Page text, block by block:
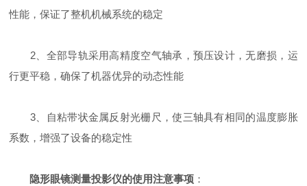
性能，保证了整机机械系统的稳定
2、全部导轨采用高精度空气轴承，预压设计，无磨损，运
行更平稳，确保了机器优异的动态性能
3、自粘带状金属反射光栅尺，使三轴具有相同的温度膨胀
系数，增强了设备的稳定性
隐形眼镜测量投影仪的使用注意事项 ：